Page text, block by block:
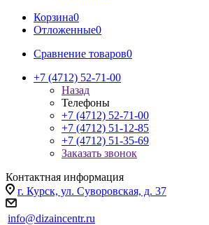
Корзина0
Отложенные0
Сравнение товаров0
+7 (4712) 52-71-00
Назад
Телефоны
+7 (4712) 52-71-00
+7 (4712) 51-12-85
+7 (4712) 51-35-69
Заказать звонок
Контактная информация
г. Курск, ул. Суворовская, д. 37
info@dizaincentr.ru